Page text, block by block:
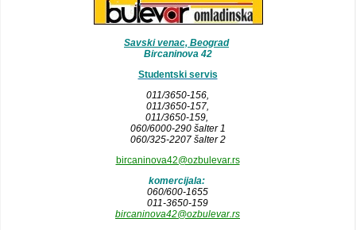
Savski venac, Beograd
Bircaninova 42
Studentski servis
011/3650-156,
011/3650-157,
011/3650-159,
060/6000-290 šalter 1
060/325-2207 šalter 2
bircaninova42@ozbulevar.rs
komercijala:
060/600-1655
011-3650-159
bircaninova42@ozbulevar.rs